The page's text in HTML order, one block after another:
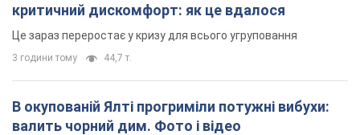
критичний дискомфорт: як це вдалося
Це зараз переростає у кризу для всього угруповання
3 години тому 44,7 т.
В окупованій Ялті прогриміли потужні вибухи:
валить чорний дим. Фото і відео